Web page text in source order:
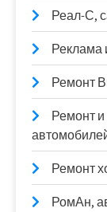
Реал-С,
Реклама
Ремонт
Ремонт
Ремонт
РомАн,